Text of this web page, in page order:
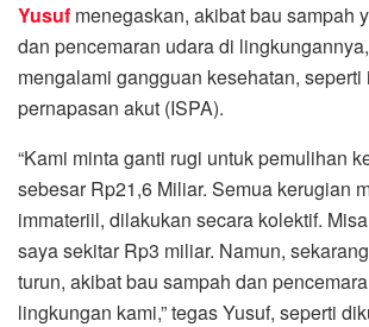
Yusuf menegaskan, akibat bau sampah
dan pencemaran udara di
mengalami gangguan kesehatan,
pernapasan akut (ISPA).
“Kami minta ganti rugi untuk pemulihan
sebesar Rp21,6 Miliar. Semua kerugian
immateriil, dilakukan secara kolektif.
saya sekitar Rp3 miliar. Namun,
turun, akibat bau sampah dan
lingkungan kami,” tegas Yusuf, seperti